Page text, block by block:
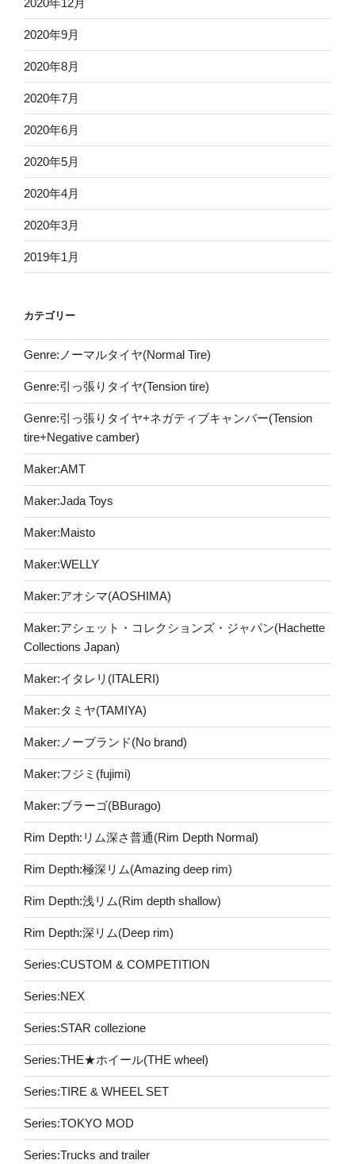
2020年9月
2020年8月
2020年7月
2020年6月
2020年5月
2020年4月
2020年3月
2019年1月
カテゴリー
Genre:ノーマルタイヤ(Normal Tire)
Genre:引っ張りタイヤ(Tension tire)
Genre:引っ張りタイヤ+ネガティブキャンバー(Tension
tire+Negative camber)
Maker:AMT
Maker:Jada Toys
Maker:Maisto
Maker:WELLY
Maker:アオシマ(AOSHIMA)
Maker:アシェット・コレクションズ・ジャパン(Hachette
Collections Japan)
Maker:イタレリ(ITALERI)
Maker:タミヤ(TAMIYA)
Maker:ノーブランド(No brand)
Maker:フジミ(fujimi)
Maker:ブラーゴ(BBurago)
Rim Depth:リム深さ普通(Rim Depth Normal)
Rim Depth:極深リム(Amazing deep rim)
Rim Depth:浅リム(Rim depth shallow)
Rim Depth:深リム(Deep rim)
Series:CUSTOM & COMPETITION
Series:NEX
Series:STAR collezione
Series:THE★ホイール(THE wheel)
Series:TIRE & WHEEL SET
Series:TOKYO MOD
Series:Trucks and trailer